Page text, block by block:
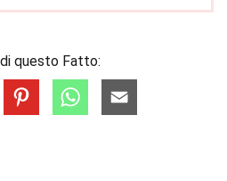
questo Fatto: